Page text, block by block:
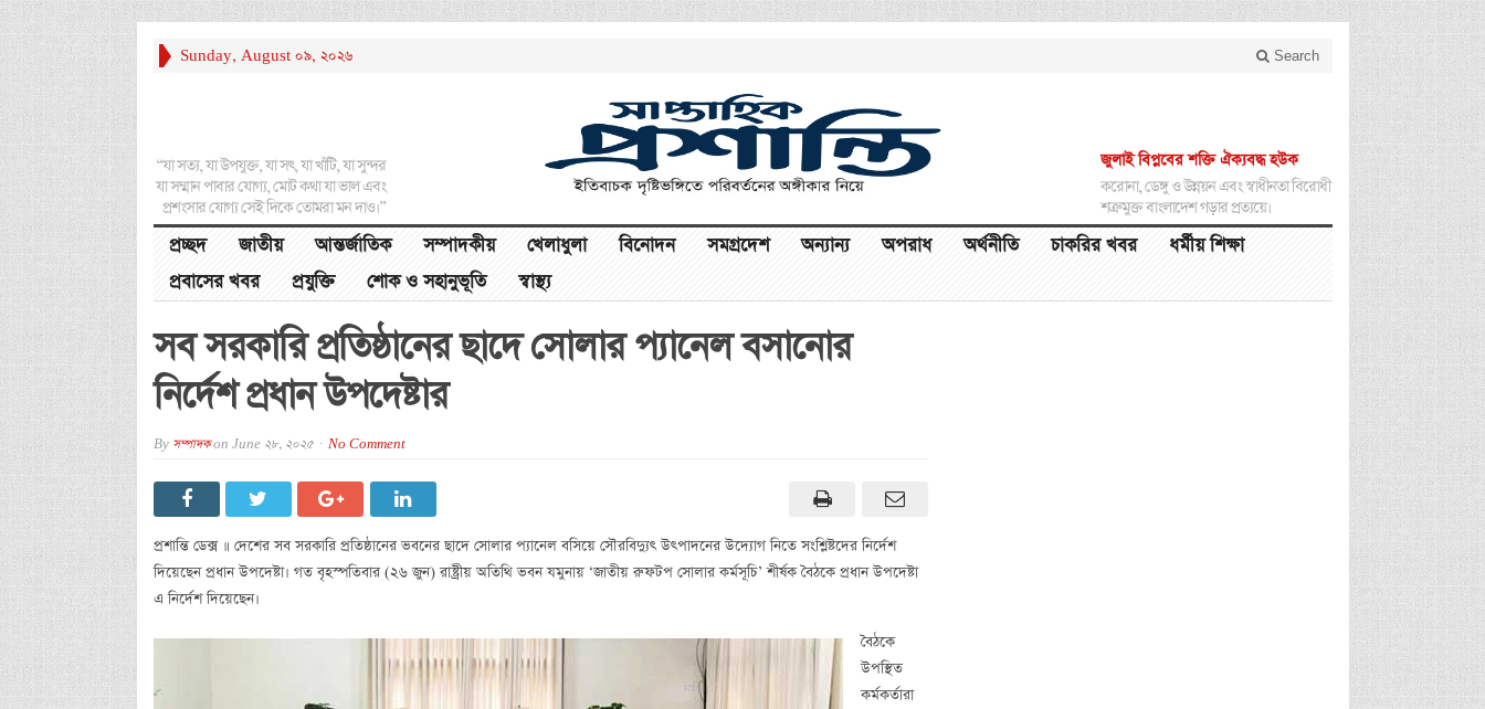
Sunday, August 09, 2026 Search
“যা সত্য, যা উপযুক্ত, যা সৎ, যা খাঁটি, যা সুন্দর
যা সম্মান পাবার যোগ্য, মোট কথা যা ভাল এবং
প্রশংসার যোগ্য সেই দিকে তোমরা মন দাও।”
জুলাই বিপ্লবের শক্তি ঐক্যবদ্ধ হউক
করোনা, ডেঙ্গু ও উন্নয়ন এবং স্বাধীনতা বিরোধী
শত্রুমুক্ত বাংলাদেশ গড়ার প্রত্যয়ে।
প্রচ্ছদ জাতীয় আন্তর্জাতিক সম্পাদকীয় খেলাধুলা বিনোদন সমগ্রদেশ অন্যান্য অপরাধ অর্থনীতি চাকরির খবর
ধর্মীয় শিক্ষা
প্রবাসের খবর
প্রযুক্তি শোক ও সহানুভূতি স্বাস্থ্য
সব সরকারি প্রতিষ্ঠানের ছাদে সোলার প্যানেল বসানোর
নির্দেশ প্রধান উপদেষ্টার
By সম্পাদকon June 28, 2025 No Comment
প্রশান্তি ডেক্স ॥ দেশের সব সরকারি প্রতিষ্ঠানের ভবনের ছাদে সোলার প্যানেল বসিয়ে সৌরবিদ্যুৎ উৎপাদনের উদ্যোগ নিতে সংশ্লিষ্টদের নির্দেশ
দিয়েছেন প্রধান উপদেষ্টা। গত বৃহস্পতিবার (২৬ জুন) রাষ্ট্রীয় অতিথি ভবন যমুনায় ‘জাতীয় রুফটপ সোলার কর্মসূচি’ শীর্ষক বৈঠকে প্রধান উপদেষ্টা
এ নির্দেশ দিয়েছেন।
বৈঠকে
উপস্থিত
কর্মকর্তারা